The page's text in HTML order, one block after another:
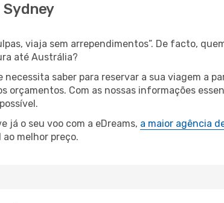
viaja sem arrependimentos”. De facto,
até Austrália?
saber para reservar a sua viagem a
orçamentos. Com as nossas informações
já o seu voo com a eDreams, a maior agência
melhor preço.